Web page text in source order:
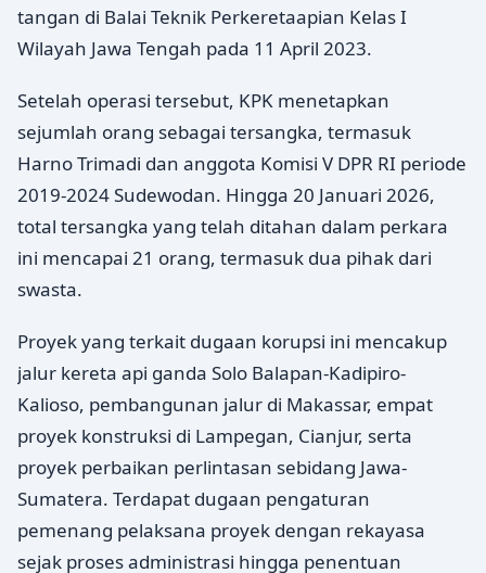
tangan di Balai Teknik Perkeretaapian Kelas I
Wilayah Jawa Tengah pada 11 April 2023.
Setelah operasi tersebut, KPK menetapkan
sejumlah orang sebagai tersangka, termasuk
Harno Trimadi dan anggota Komisi V DPR RI periode
2019-2024 Sudewodan. Hingga 20 Januari 2026,
total tersangka yang telah ditahan dalam perkara
ini mencapai 21 orang, termasuk dua pihak dari
swasta.
Proyek yang terkait dugaan korupsi ini mencakup
jalur kereta api ganda Solo Balapan-Kadipiro-
Kalioso, pembangunan jalur di Makassar, empat
proyek konstruksi di Lampegan, Cianjur, serta
proyek perbaikan perlintasan sebidang Jawa-
Sumatera. Terdapat dugaan pengaturan
pemenang pelaksana proyek dengan rekayasa
sejak proses administrasi hingga penentuan